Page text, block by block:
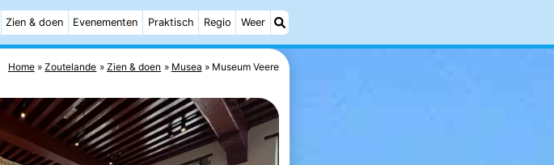
Zien & doen Evenementen Praktisch Regio Weer
Home Zoutelande Zien & doen Musea Museum Veere